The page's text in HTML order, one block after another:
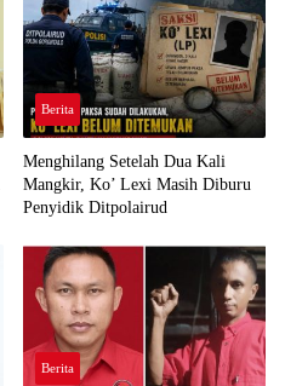
Berita
Menghilang Setelah Dua Kali
Mangkir, Ko’ Lexi Masih Diburu
Penyidik Ditpolairud
Berita